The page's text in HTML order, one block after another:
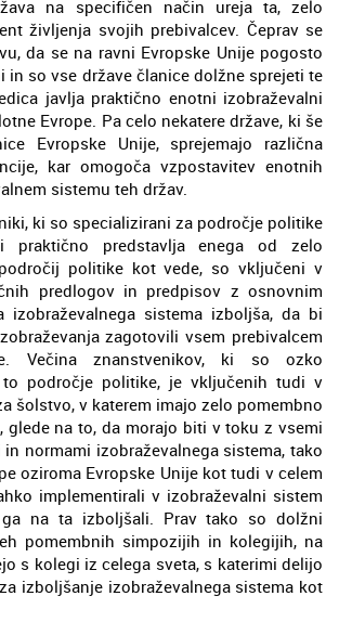
na specifičen način ureja ta, zelo
življenja svojih prebivalcev. Čeprav se
da se na ravni Evropske Unije pogosto
in so vse države članice dolžne sprejeti te
javlja praktično enotni izobraževalni
Evrope. Pa celo nekatere države, ki še
Evropske Unije, sprejemajo različna
kar omogoča vzpostavitev enotnih
sistemu teh držav.
ki so specializirani za področje politike
praktično predstavlja enega od zelo
politike kot vede, so vključeni v
predlogov in predpisov z osnovnim
izobraževalnega sistema izboljša, da bi
zagotovili vsem prebivalcem
Večina znanstvenikov, ki so ozko
to področje politike, je vključenih tudi v
šolstvo, v katerem imajo zelo pomembno
glede na to, da morajo biti v toku z vsemi
normami izobraževalnega sistema, tako
oziroma Evropske Unije kot tudi v celem
implementirali v izobraževalni sistem
na ta izboljšali. Prav tako so dolžni
pomembnih simpozijih in kolegijih, na
s kolegi iz celega sveta, s katerimi delijo
izboljšanje izobraževalnega sistema kot